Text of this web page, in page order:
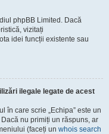
phpBB Limited. Dacă
vizitați
idei funcții existente sau
ilegale legate de acest
în care scrie „Echipa” este un
nu primiți un răspuns, ar
(faceți un whois search